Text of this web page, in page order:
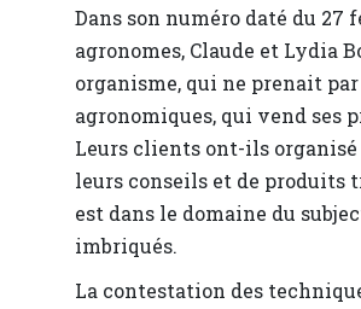
Dans son numéro daté du 27
agronomes, Claude et Lydia
organisme, qui ne prenait
agronomiques, qui vend ses
Leurs clients ont-ils
leurs conseils et de produits
est dans le domaine du
imbriqués.
La contestation des